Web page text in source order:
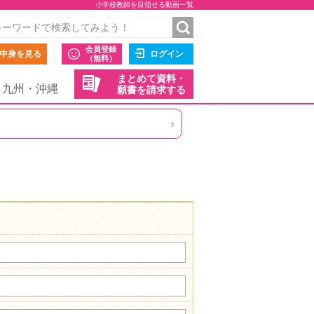
小学校教師を目指せる動画一覧
身を見る
会員登録
（無料）
ログイン
まとめて資料・
願書を請求する
九州・沖縄
›